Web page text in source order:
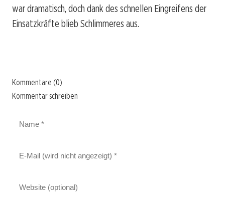
war dramatisch, doch dank des schnellen Eingreifens der
Einsatzkräfte blieb Schlimmeres aus.
Kommentare (0)
Kommentar schreiben